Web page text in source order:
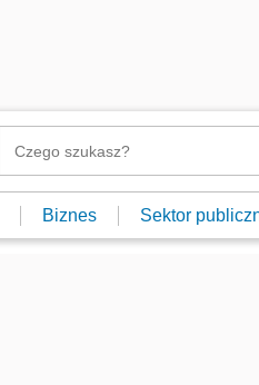
Biznes Sektor